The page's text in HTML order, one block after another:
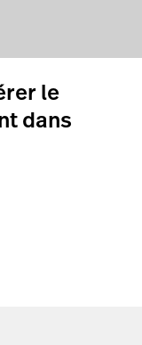
le
dans